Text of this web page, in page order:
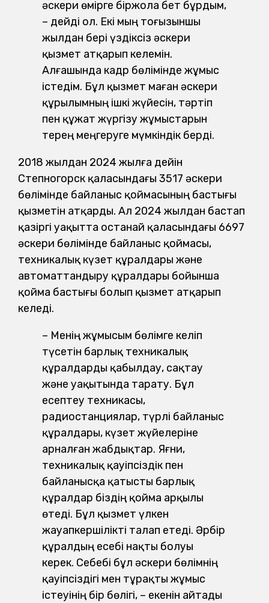
әскери өмірге біржола бет бұрдым,
– дейді ол. Екі мың тоғызыншы
жылдан бері үздіксіз әскери
қызмет атқарып келемін.
Алғашында кадр бөлімінде жұмыс
істедім. Бұл қызмет маған әскери
құрылымның ішкі жүйесін, тәртіп
пен құжат жүргізу жұмыстарын
терең меңгеруге мүмкіндік берді.
2018 жылдан 2024 жылға дейін
Степногорск қаласындағы 3517 әскери
бөлімінде байланыс қоймасының бастығы
қызметін атқарды. Ал 2024 жылдан бастап
қазіргі уақытта Қостанай қаласындағы 6697
әскери бөлімінде байланыс қоймасы,
техникалық күзет құралдары және
автоматтандыру құралдары бойынша
қойма бастығы болып қызмет атқарып
келеді.
– Менің жұмысым бөлімге келіп
түсетін барлық техникалық
құралдарды қабылдау, сақтау
және уақытында тарату. Бұл
есептеу техникасы,
радиостанциялар, түрлі байланыс
құралдары, күзет жүйелеріне
арналған жабдықтар. Яғни,
техникалық қауіпсіздік пен
байланысқа қатысты барлық
құралдар біздің қойма арқылы
өтеді. Бұл қызмет үлкен
жауапкершілікті талап етеді. Әрбір
құралдың есебі нақты болуы
керек. Себебі бұл әскери бөлімнің
қауіпсіздігі мен тұрақты жұмыс
істеуінің бір бөлігі, – екенін айтады